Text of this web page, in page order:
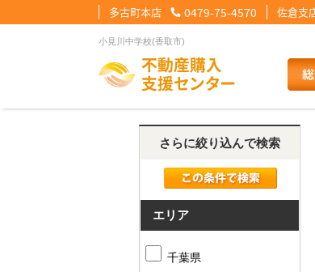
小見川中学校(香取市)
多古町本店 0479-75-4570 佐倉支
【住宅ローンメニュー】
住宅ローンに強い理由 住
【会社情報メニュー】
会社概要 スタッフ紹介
その他の事業紹介 健康経
【お問合せメニュー】
メール問合せ LINE問合せ
さらに絞り込んで検索
エリア
千葉県